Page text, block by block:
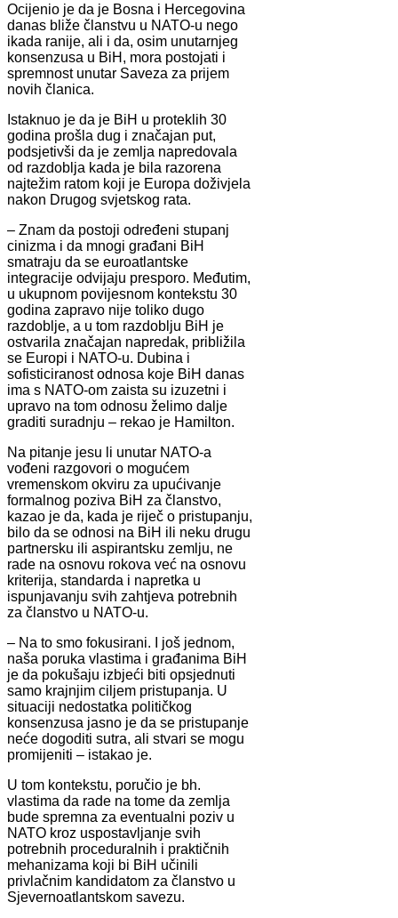
Ocijenio je da je Bosna i Hercegovina
danas bliže članstvu u NATO-u nego
ikada ranije, ali i da, osim unutarnjeg
konsenzusa u BiH, mora postojati i
spremnost unutar Saveza za prijem
novih članica.
Istaknuo je da je BiH u proteklih 30
godina prošla dug i značajan put,
podsjetivši da je zemlja napredovala
od razdoblja kada je bila razorena
najtežim ratom koji je Europa doživjela
nakon Drugog svjetskog rata.
– Znam da postoji određeni stupanj
cinizma i da mnogi građani BiH
smatraju da se euroatlantske
integracije odvijaju presporo. Međutim,
u ukupnom povijesnom kontekstu 30
godina zapravo nije toliko dugo
razdoblje, a u tom razdoblju BiH je
ostvarila značajan napredak, približila
se Europi i NATO-u. Dubina i
sofisticiranost odnosa koje BiH danas
ima s NATO-om zaista su izuzetni i
upravo na tom odnosu želimo dalje
graditi suradnju – rekao je Hamilton.
Na pitanje jesu li unutar NATO-a
vođeni razgovori o mogućem
vremenskom okviru za upućivanje
formalnog poziva BiH za članstvo,
kazao je da, kada je riječ o pristupanju,
bilo da se odnosi na BiH ili neku drugu
partnersku ili aspirantsku zemlju, ne
rade na osnovu rokova već na osnovu
kriterija, standarda i napretka u
ispunjavanju svih zahtjeva potrebnih
za članstvo u NATO-u.
– Na to smo fokusirani. I još jednom,
naša poruka vlastima i građanima BiH
je da pokušaju izbjeći biti opsjednuti
samo krajnjim ciljem pristupanja. U
situaciji nedostatka političkog
konsenzusa jasno je da se pristupanje
neće dogoditi sutra, ali stvari se mogu
promijeniti – istakao je.
U tom kontekstu, poručio je bh.
vlastima da rade na tome da zemlja
bude spremna za eventualni poziv u
NATO kroz uspostavljanje svih
potrebnih proceduralnih i praktičnih
mehanizama koji bi BiH učinili
privlačnim kandidatom za članstvo u
Sjevernoatlantskom savezu.